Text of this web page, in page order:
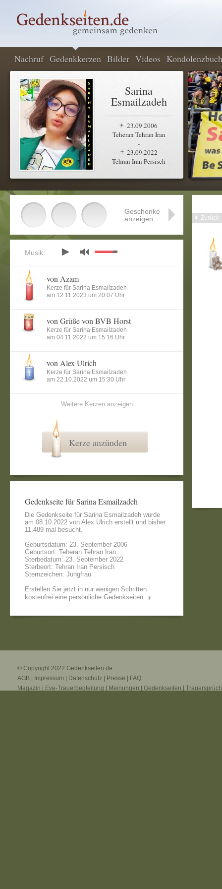
Nachruf Gedenkkerzen Bilder Videos Kondolenzbuch
Sarina
Esmailzadeh
23.09.2006
Teheran Tehran Iran
-
23.09.2022
Tehran Iran Persisch
Zurück
Geschenke
anzeigen
Musik:
von Azam
Kerze für Sarina Esmailzadeh
am 12.11.2023 um 20:07 Uhr
von Grüße von BVB Horst
Kerze für Sarina Esmailzadeh
am 04.11.2022 um 15:16 Uhr
von Alex Ulrich
Kerze für Sarina Esmailzadeh
am 22.10.2022 um 15:30 Uhr
Weitere Kerzen anzeigen
Kerze anzünden
Gedenkseite für Sarina Esmailzadeh
Die Gedenkseite für Sarina Esmailzadeh wurde
am 08.10.2022 von Alex Ulrich erstellt und bisher
11.489 mal besucht.
Geburtsdatum: 23. September 2006
Geburtsort: Teheran Tehran Iran
Sterbedatum: 23. September 2022
Sterbeort: Tehran Iran Persisch
Sternzeichen: Jungfrau
Erstellen Sie jetzt in nur wenigen Schritten
kostenfrei eine persönliche Gedenkseiten
© Copyright 2022 Gedenkseiten.de
AGB
Impressum Datenschutz Presse
FAQ
Magazin
Eve-Trauerbegleitung Meinungen Gedenkseiten